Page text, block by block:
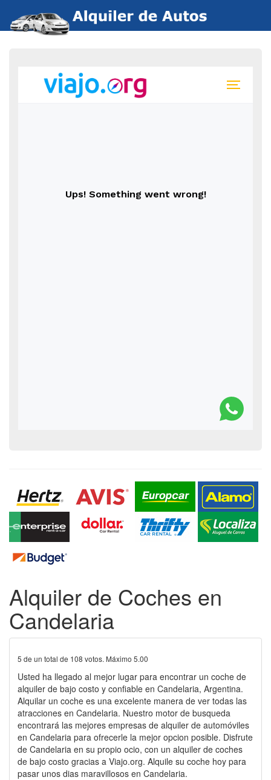
Alquiler de Coches en
Candelaria
5 de un total de 108 votos. Máximo 5.00
Usted ha llegado al mejor lugar para encontrar un coche de
alquiler de bajo costo y confiable en Candelaria, Argentina.
Alquilar un coche es una excelente manera de ver todas las
atracciones en Candelaria. Nuestro motor de busqueda
encontrará las mejores empresas de alquiler de automóviles
en Candelaria para ofrecerle la mejor opcion posible. Disfrute
de Candelaria en su propio ocio, con un alquiler de coches
de bajo costo gracias a Viajo.org. Alquile su coche hoy para
pasar unos dias maravillosos en Candelaria.